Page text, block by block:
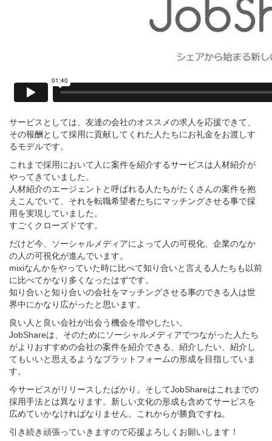
サービスとしては、友達の会社のオススメの求人を応援できて、
その報酬として採用に貢献してくれた人たちにお礼金をお渡しす
るモデルです。
これまで採用において人に案件を紹介するサービスは人材紹介が
やってきていました。
人材紹介のエージェントと呼ばれる人たちがたくさんの案件を抱
えこんでいて、それを転職希望者たちにマッチングさせる事で採
用を実現していました。
すごくクローズドです。
だけど今、ソーシャルメディアによって人の可視化、企業のなか
の人の可視化が進んでいます。
mixiなんかをやっていた時に比べて知り合いと言える人たちも以前
に比べてかなり多くなったはずです。
知り合いと知り合いの会社をマッチングさせる事のできる人は世
界中にかなり広がったと思います。
良い人と良い会社が出会う機会を増やしたい。
JobShareは、そのためにソーシャルメディアでつながった人たち
がよりおすすめの会社の案件を紹介できる、紹介したい、紹介し
てもいいと思えるようなプラットフォームの形成を目指していま
す。
今サービスがリリースしたばかり。そしてJobShareはこれまでの
採用手法とは異なります。新しい文化の形成も含めてサービスを
広めていかなければなりません。これからが勝負ですね。
引き続き頑張っていきますので応援よろしくお願いします！